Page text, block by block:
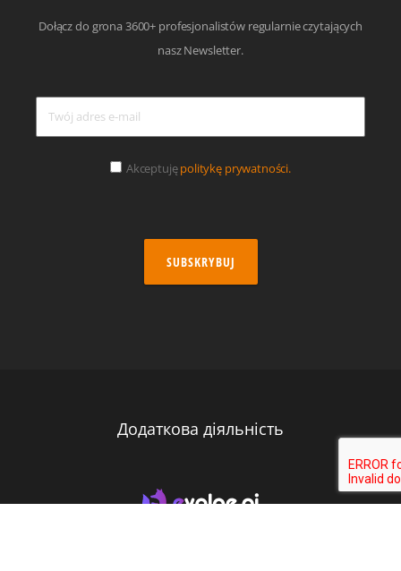
Dołącz do grona 3600+ profesjonalistów regularnie czytających
nasz Newsletter.
Akceptujępolitykę prywatności.
SUBSKRYBUJ
Додаткова діяльність